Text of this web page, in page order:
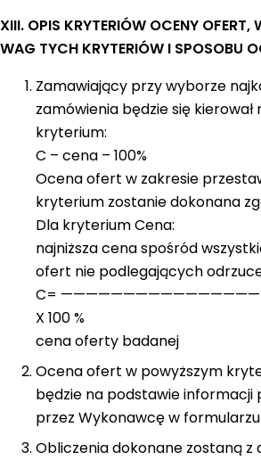
XIII. OPIS KRYTERIÓW OCENY OFERT,
WAG TYCH KRYTERIÓW I SPOSOBU
Zamawiający przy wyborze
zamówienia będzie się
kryterium:
C – cena – 100%
Ocena ofert w zakresie
kryterium zostanie dokonana
Dla kryterium Cena:
najniższa cena spośród
ofert nie podlegających
C=
X 100 %
cena oferty badanej
Ocena ofert w powyższym
będzie na podstawie informacji
przez Wykonawcę w
Obliczenia dokonane zostaną z